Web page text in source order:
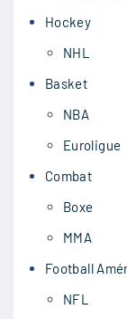
Hockey
NHL
Basket
NBA
Euroligue
Combat
Boxe
MMA
Football
NFL